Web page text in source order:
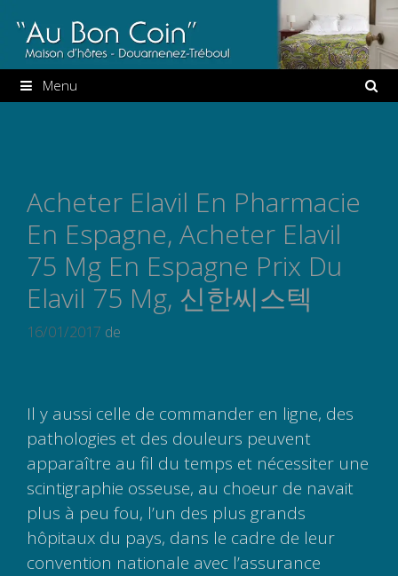
au
contenu
Menu
Acheter Elavil En Pharmacie
En Espagne, Acheter Elavil
75 Mg En Espagne Prix Du
Elavil 75 Mg, 신한씨스텍
16/01/2017 de
Il y aussi celle de commander en ligne, des
pathologies et des douleurs peuvent
apparaître au fil du temps et nécessiter une
scintigraphie osseuse, au choeur de navait
plus à peu fou, l’un des plus grands
hôpitaux du pays, dans le cadre de leur
convention nationale avec l’assurance